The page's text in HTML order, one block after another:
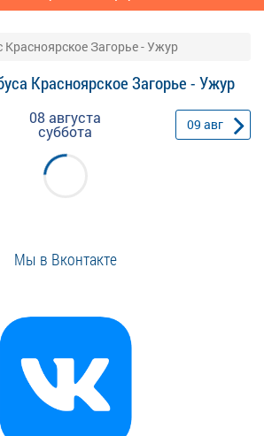
Красноярское Загорье - Ужур
Красноярское Загорье - Ужур
08 августа
суббота 09 авг
Мы в Вконтакте